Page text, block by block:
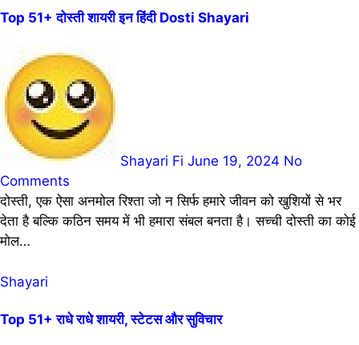
Top 51+ दोस्ती शायरी इन हिंदी Dosti Shayari
Shayari Fi June 19, 2024 No
Comments
दोस्ती, एक ऐसा अनमोल रिश्ता जो न सिर्फ हमारे जीवन को खुशियों से भर
देता है बल्कि कठिन समय में भी हमारा संबल बनता है। सच्ची दोस्ती का कोई
मोल…
Shayari
Top 51+ राधे राधे शायरी, स्टेटस और सुविचार